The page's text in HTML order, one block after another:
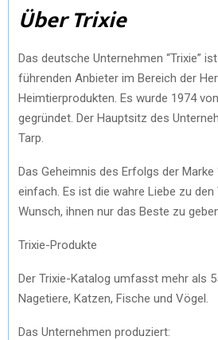
Über Trixie
Das deutsche Unternehmen “Trixie”
führenden Anbieter im Bereich der
Heimtierprodukten. Es wurde 1974
gegründet. Der Hauptsitz des
Tarp.
Das Geheimnis des Erfolgs der Marke
einfach. Es ist die wahre Liebe zu den
Wunsch, ihnen nur das Beste zu
Trixie-Produkte
Der Trixie-Katalog umfasst mehr als
Nagetiere, Katzen, Fische und Vögel.
Das Unternehmen produziert: